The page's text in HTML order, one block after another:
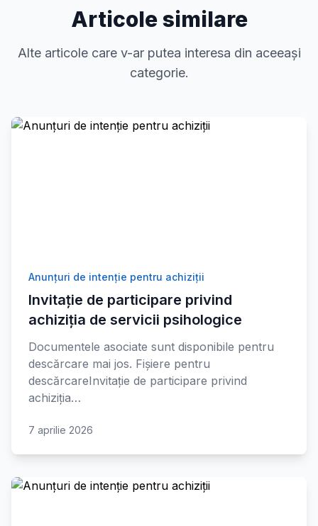
Articole similare
Alte articole care v-ar putea interesa din aceeași
categorie.
Anunțuri de intenție pentru achiziții
Invitație de participare privind
achiziția de servicii psihologice
Documentele asociate sunt disponibile pentru
descărcare mai jos. Fișiere pentru
descărcareInvitație de participare privind
achiziția…
7 aprilie 2026